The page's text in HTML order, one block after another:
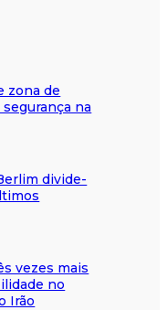
zona de
na
divide-
vezes mais
no
Irão